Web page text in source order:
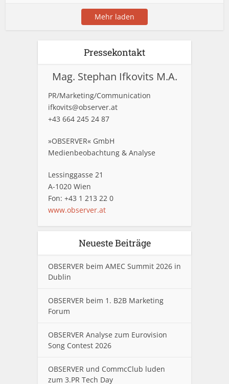
Mehr laden
Pressekontakt
Mag. Stephan Ifkovits M.A.
PR/Marketing/Communication
ifkovits@observer.at
+43 664 245 24 87
»OBSERVER« GmbH
Medienbeobachtung & Analyse
Lessinggasse 21
A-1020 Wien
Fon: +43 1 213 22 0
www.observer.at
Neueste Beiträge
OBSERVER beim AMEC Summit 2026 in
Dublin
OBSERVER beim 1. B2B Marketing
Forum
OBSERVER Analyse zum Eurovision
Song Contest 2026
OBSERVER und CommcClub luden
zum 3.PR Tech Day